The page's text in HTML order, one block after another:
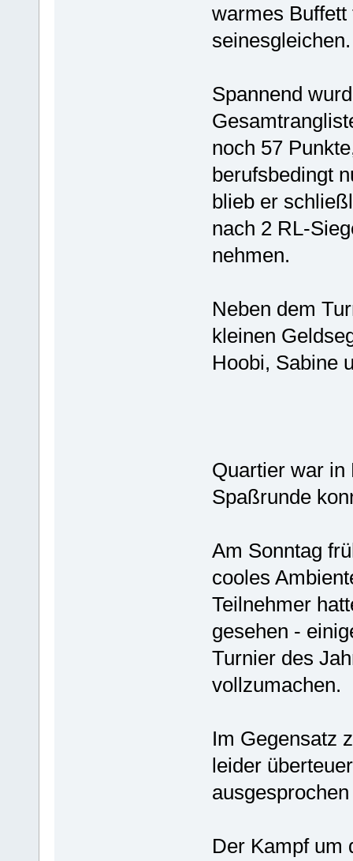
warmes
seinesgleichen.
Spannend
noch 57
berufsbedingt
blieb er
nach 2 RL-
nehmen.
Neben dem
kleinen
Hoobi, Sabine
Quartier war in
Spaßrunde
Am Sonntag
cooles
Teilnehmer
gesehen -
Turnier des
vollzumachen.
Im Gegensatz
leider
Der Kampf um